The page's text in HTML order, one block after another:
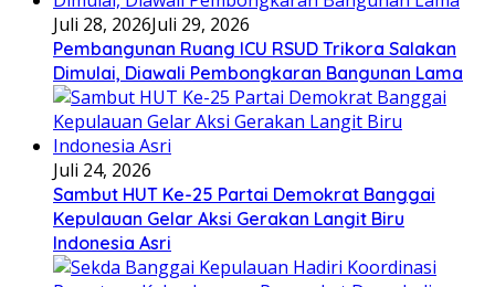
Juli 28, 2026Juli 29, 2026
Pembangunan Ruang ICU RSUD Trikora Salakan
Dimulai, Diawali Pembongkaran Bangunan Lama
Juli 24, 2026
Sambut HUT Ke-25 Partai Demokrat Banggai
Kepulauan Gelar Aksi Gerakan Langit Biru
Indonesia Asri